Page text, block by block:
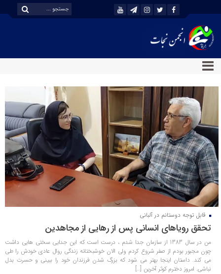
قابل توجه دوستانم در آلبانی
تحقق رویاهای انسانی پس از رهایی از مجاهدین
من در سال 1383 از سازمان جدا شدم ، درست است که این جدایی سختی هایی داشت
چون مجبور بودم از صفر شروع کردم ولی الان خوشبختانه زندگی روال عادی خودش را طی
می کند. داستان اینجا بهتر می شود که بزرگ شدن فرزندان خود را ببینی و حسرت بدل
نباشی. امروز دخترم کوثر آخرین […]